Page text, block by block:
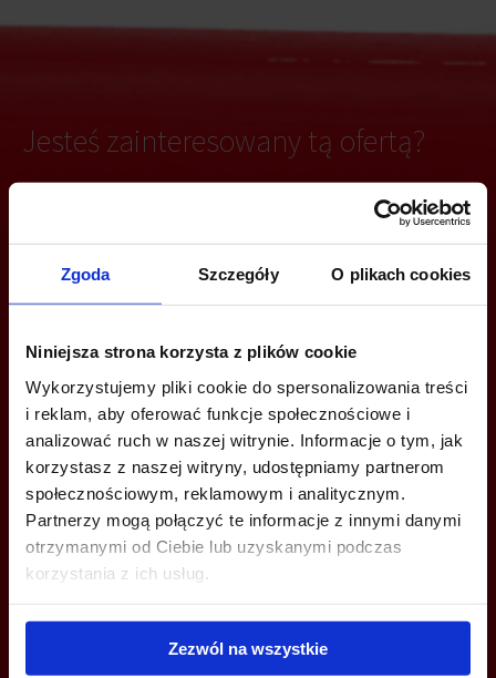
Zgoda Szczegóły O plikach cookies
Niniejsza strona korzysta z plików cookie
Wykorzystujemy pliki cookie do spersonalizowania treści
i reklam, aby oferować funkcje społecznościowe i
analizować ruch w naszej witrynie. Informacje o tym, jak
korzystasz z naszej witryny, udostępniamy partnerom
społecznościowym, reklamowym i analitycznym.
Partnerzy mogą połączyć te informacje z innymi danymi
otrzymanymi od Ciebie lub uzyskanymi podczas
korzystania z ich usług.
Zezwól na wszystkie
Jesteś zainteresowany tą ofertą?
ZADZWOŃ I DOWIEDZ SIĘ WIĘCEJ
+48 660 661 183
wroclaw@bazabiur.pl
MOŻESZ TEŻ ZOSTAWIĆ SWÓJ NUMER, A MY SKONTAKTUJEMY SIĘ
Z TOBĄ